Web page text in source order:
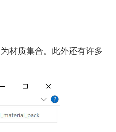
材质集合。此外还有许多